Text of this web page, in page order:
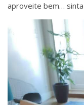
aproveite bem…